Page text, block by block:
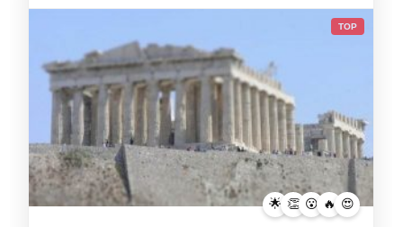
TOP
🌟 👏 😮 🔥 😍